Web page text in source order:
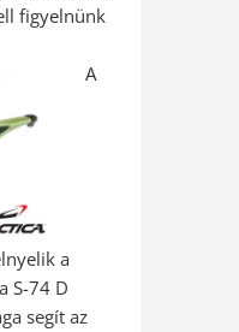
figyelnünk
A
a
S-74 D
segít az